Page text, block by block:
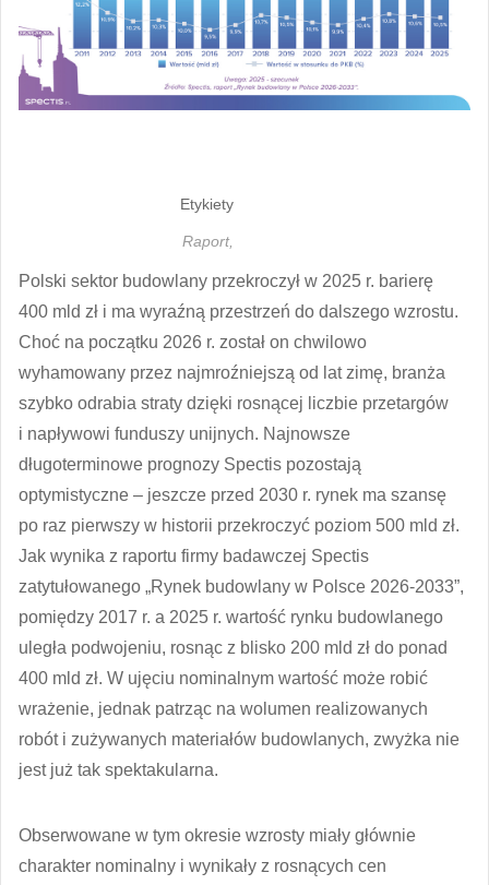
Etykiety
Raport,
Polski sektor budowlany przekroczył w 2025 r. barierę
400 mld zł i ma wyraźną przestrzeń do dalszego wzrostu.
Choć na początku 2026 r. został on chwilowo
wyhamowany przez najmroźniejszą od lat zimę, branża
szybko odrabia straty dzięki rosnącej liczbie przetargów
i napływowi funduszy unijnych. Najnowsze
długoterminowe prognozy Spectis pozostają
optymistyczne – jeszcze przed 2030 r. rynek ma szansę
po raz pierwszy w historii przekroczyć poziom 500 mld zł.
Jak wynika z raportu firmy badawczej Spectis
zatytułowanego „Rynek budowlany w Polsce 2026-2033”,
pomiędzy 2017 r. a 2025 r. wartość rynku budowlanego
uległa podwojeniu, rosnąc z blisko 200 mld zł do ponad
400 mld zł. W ujęciu nominalnym wartość może robić
wrażenie, jednak patrząc na wolumen realizowanych
robót i zużywanych materiałów budowlanych, zwyżka nie
jest już tak spektakularna.
Obserwowane w tym okresie wzrosty miały głównie
charakter nominalny i wynikały z rosnących cen